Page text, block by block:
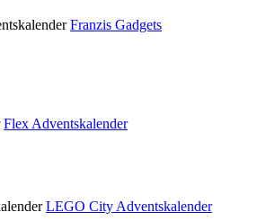
Franzis Gadgets
Flex Adventskalender
LEGO City Adventskalender